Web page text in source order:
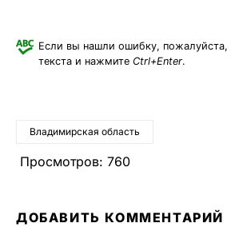
Если вы нашли ошибку, пожалуйста,
текста и нажмите Ctrl+Enter.
Владимирская область
Просмотров: 760
ДОБАВИТЬ КОММЕНТАРИЙ